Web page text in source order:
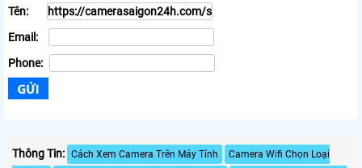
Tên:
Email:
Phone:
Thông Tin: Cách Xem Camera Trên Máy Tính
Camera Wifi Chọn Loại